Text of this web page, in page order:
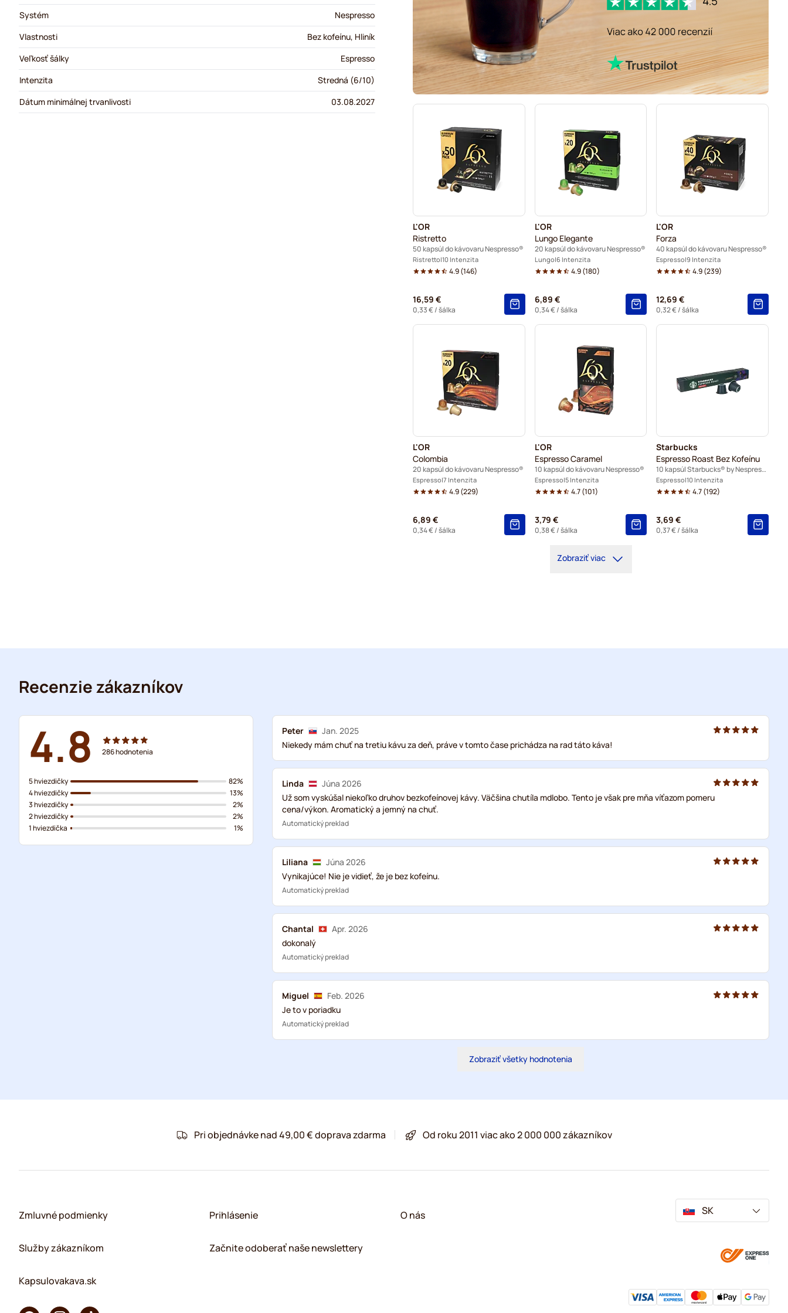
L'OR
Ristretto
50 kapsúl do kávovaru Nespresso®
Ristretto 10 Intenzita
4.9(146)
16,59 €
0,33 €/ šálka
L'OR
Lungo Elegante
20 kapsúl do kávovaru Nespresso®
Lungo 6 Intenzita
4.9(180)
6,89 €
0,34 €/ šálka
L'OR
Forza
40 kapsúl do kávovaru Nespresso®
Espresso 9 Intenzita
4.9(239)
12,69 €
0,32 €/ šálka
L'OR
Colombia
20 kapsúl do kávovaru Nespresso®
Espresso 7 Intenzita
4.9(229)
6,89 €
0,34 €/ šálka
L'OR
Espresso Caramel
10 kapsúl do kávovaru Nespresso®
Espresso 5 Intenzita
4.7(101)
3,79 €
0,38 €/ šálka
Starbucks
Espresso Roast Bez Kofeínu
10 kapsúl Starbucks® by Nespresso®
Espresso 10 Intenzita
4.7(192)
3,69 €
0,37 €/ šálka
Zobraziť viac
Systém
Nespresso
Vlastnosti
Bez kofeínu, Hliník
Veľkosť šálky
Espresso
Intenzita
Stredná (6/10)
Dátum minimálnej trvanlivosti
03.08.2027
Recenzie zákazníkov
4.8 286hodnotenia
5 hviezdičky
4 hviezdičky
3 hviezdičky
2 hviezdičky
1 hviezdička
82%
13%
2%
2%
1%
Peter
Jan. 2025
Niekedy mám chuť na tretiu kávu za deň, práve v tomto čase prichádza na rad táto káva!
Linda
Júna 2026
Už som vyskúšal niekoľko druhov bezkofeínovej kávy. Väčšina chutíla mdlobo. Tento je však pre mňa víťazom pomeru
cena/výkon. Aromatický a jemný na chuť.
Automatický preklad
Liliana
Júna 2026
Vynikajúce! Nie je vidieť, že je bez kofeínu.
Automatický preklad
Chantal
Apr. 2026
dokonalý
Automatický preklad
Miguel
Feb. 2026
Je to v poriadku
Automatický preklad
Zobraziť všetky hodnotenia
Pri objednávke nad 49,00 € doprava zdarma Od roku 2011 viac ako 2 000 000 zákazníkov
Zmluvné podmienky
Služby zákazníkom
Kapsulovakava.sk
Prihlásenie
Začnite odoberať naše newslettery
O nás SK